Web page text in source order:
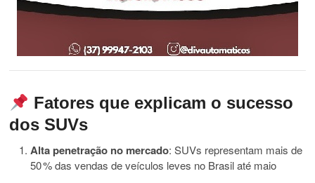
Fatores que explicam o sucesso
dos SUVs
Alta penetração no mercado: SUVs representam mais de
50 % das vendas de veículos leves no Brasil até maio